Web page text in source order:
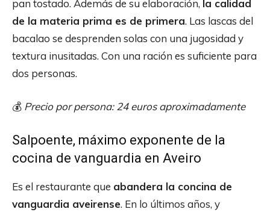
pan tostado. Además de su elaboración, la calidad
de la materia prima es de primera. Las lascas del
bacalao se desprenden solas con una jugosidad y
textura inusitadas. Con una ración es suficiente para
dos personas.
💰 Precio por persona: 24 euros aproximadamente
Salpoente, máximo exponente de la
cocina de vanguardia en Aveiro
Es el restaurante que abandera la concina de
vanguardia aveirense. En lo últimos años, y